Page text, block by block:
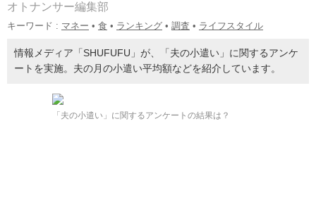
オトナンサー編集部
キーワード : マネー • 食 • ランキング • 調査 • ライフスタイル
情報メディア「SHUFUFU」が、「夫の小遣い」に関するアンケ
ートを実施。夫の月の小遣い平均額などを紹介しています。
「夫の小遣い」に関するアンケートの結果は？